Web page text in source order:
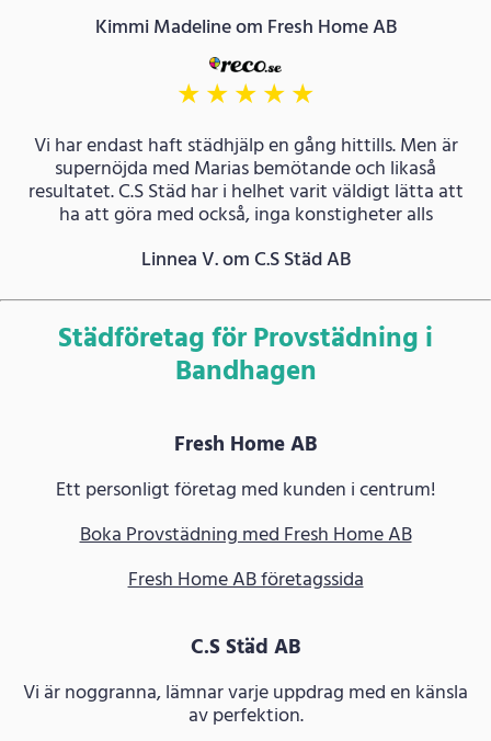
Kimmi Madeline om Fresh Home AB
★★★★★
Vi har endast haft städhjälp en gång hittills. Men är
supernöjda med Marias bemötande och likaså
resultatet. C.S Städ har i helhet varit väldigt lätta att
ha att göra med också, inga konstigheter alls
Linnea V. om C.S Städ AB
Städföretag för Provstädning i
Bandhagen
Fresh Home AB
Ett personligt företag med kunden i centrum!
Boka Provstädning med Fresh Home AB
Fresh Home AB företagssida
C.S Städ AB
Vi är noggranna, lämnar varje uppdrag med en känsla
av perfektion.